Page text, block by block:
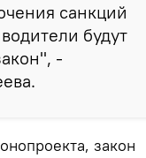
санкций
будут
-
закон